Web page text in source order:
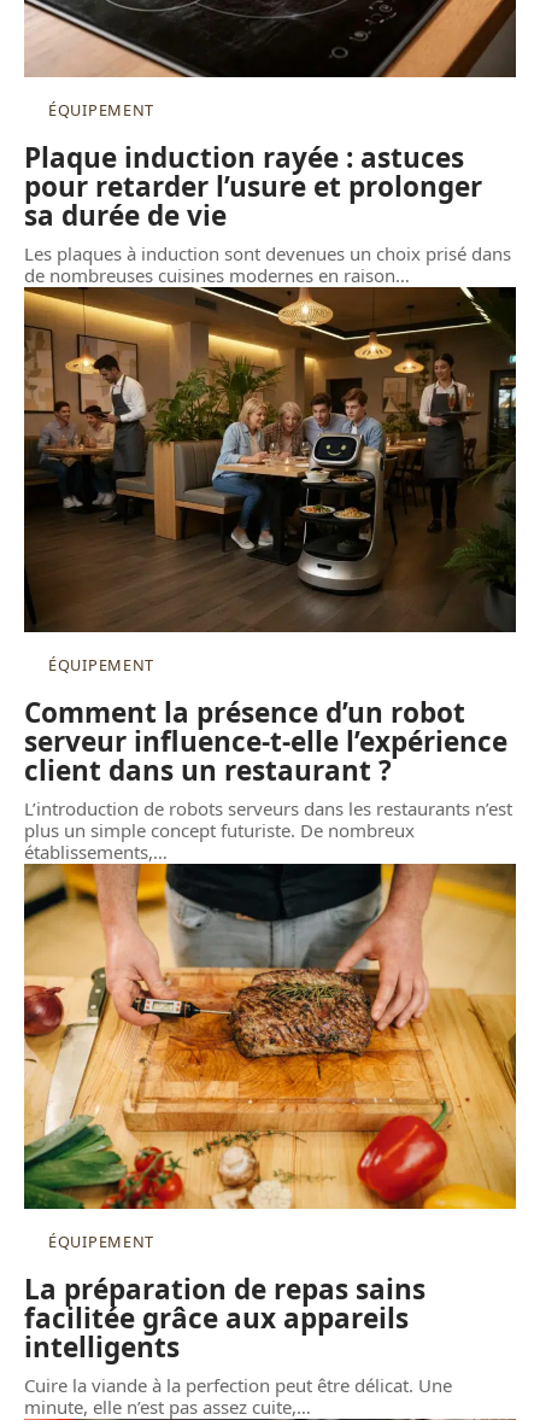
ÉQUIPEMENT
Plaque induction rayée : astuces
pour retarder l’usure et prolonger
sa durée de vie
Les plaques à induction sont devenues un choix prisé dans
de nombreuses cuisines modernes en raison…
ÉQUIPEMENT
Comment la présence d’un robot
serveur influence-t-elle l’expérience
client dans un restaurant ?
L’introduction de robots serveurs dans les restaurants n’est
plus un simple concept futuriste. De nombreux
établissements,…
ÉQUIPEMENT
La préparation de repas sains
facilitée grâce aux appareils
intelligents
Cuire la viande à la perfection peut être délicat. Une
minute, elle n’est pas assez cuite,…